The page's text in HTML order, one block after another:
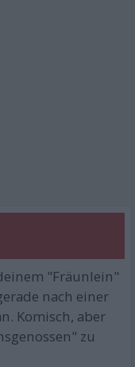
"Fräunlein"
nach einer
Komisch, aber
zu